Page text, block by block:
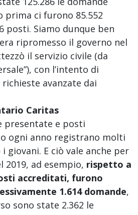
prima ci furono 85.552
posti. Siamo dunque ben
ripromesso il governo nel
il servizio civile (da
con l’intento di
avanzate dai
Caritas
presentate e posti
ogni anno registrano molti
giovani. E ciò vale anche per
2019, ad esempio, rispetto a
accreditati, furono
1.614 domande,
sono state 2.362 le